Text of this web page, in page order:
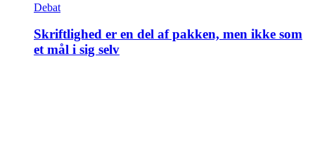
Debat
Skriftlighed er en del af pakken, men ikke som
et mål i sig selv